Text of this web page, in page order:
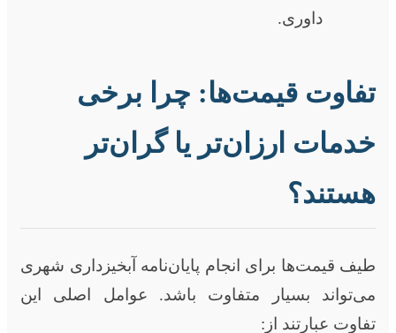
داوری.
تفاوت قیمت‌ها: چرا برخی
خدمات ارزان‌تر یا گران‌تر
هستند؟
طیف قیمت‌ها برای انجام پایان‌نامه آبخیزداری شهری
می‌تواند بسیار متفاوت باشد. عوامل اصلی این
تفاوت عبارتند از: